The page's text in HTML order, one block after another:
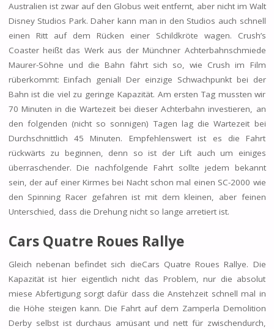
Australien ist zwar auf den Globus weit entfernt, aber nicht im Walt
Disney Studios Park. Daher kann man in den Studios auch schnell
einen Ritt auf dem Rücken einer Schildkröte wagen. Crush’s
Coaster heißt das Werk aus der Münchner Achterbahnschmiede
Maurer-Söhne und die Bahn fährt sich so, wie Crush im Film
rüberkommt: Einfach genial! Der einzige Schwachpunkt bei der
Bahn ist die viel zu geringe Kapazität. Am ersten Tag mussten wir
70 Minuten in die Wartezeit bei dieser Achterbahn investieren, an
den folgenden (nicht so sonnigen) Tagen lag die Wartezeit bei
Durchschnittlich 45 Minuten. Empfehlenswert ist es die Fahrt
rückwärts zu beginnen, denn so ist der Lift auch um einiges
überraschender. Die nachfolgende Fahrt sollte jedem bekannt
sein, der auf einer Kirmes bei Nacht schon mal einen SC-2000 wie
den Spinning Racer gefahren ist mit dem kleinen, aber feinen
Unterschied, dass die Drehung nicht so lange arretiert ist.
Cars Quatre Roues Rallye
Gleich nebenan befindet sich dieCars Quatre Roues Rallye. Die
Kapazität ist hier eigentlich nicht das Problem, nur die absolut
miese Abfertigung sorgt dafür dass die Anstehzeit schnell mal in
die Höhe steigen kann. Die Fahrt auf dem Zamperla Demolition
Derby selbst ist durchaus amüsant und nett für zwischendurch,